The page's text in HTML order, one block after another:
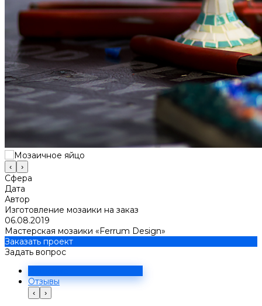
‹ ›
Сфера
Дата
Автор
Изготовление мозаики на заказ
06.08.2019
Мастерская мозаики «Ferrum Design»
Заказать проект
Задать вопрос
Отзывы
‹ ›